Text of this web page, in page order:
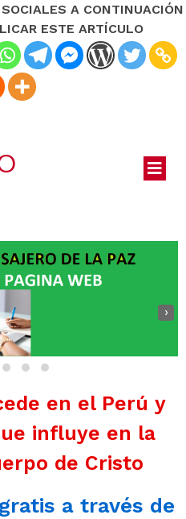
A CONTINUACIÓN
ESTE ARTÍCULO
›
en el Perú y
influye en la
de Cristo
a través de